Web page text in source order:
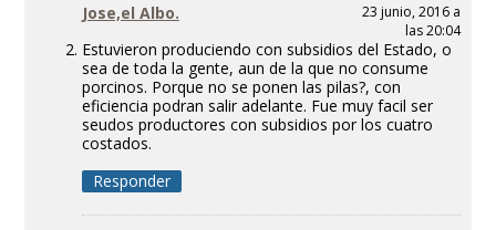
Jose,el Albo.
23 junio, 2016 a
las 20:04
Estuvieron produciendo con subsidios del Estado, o
sea de toda la gente, aun de la que no consume
porcinos. Porque no se ponen las pilas?, con
eficiencia podran salir adelante. Fue muy facil ser
seudos productores con subsidios por los cuatro
costados.
Responder